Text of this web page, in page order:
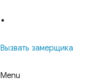
Вызвать замерщика
Menu